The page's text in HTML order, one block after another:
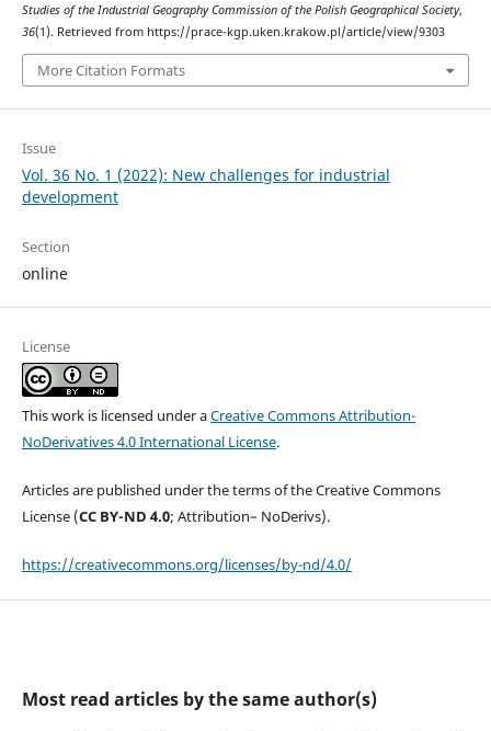
Studies of the Industrial Geography Commission of the Polish Geographical Society,
36(1). Retrieved from https://prace-kgp.uken.krakow.pl/article/view/9303
More Citation Formats
Issue
Vol. 36 No. 1 (2022): New challenges for industrial
development
Section
online
License
This work is licensed under aCreative Commons Attribution-
NoDerivatives 4.0 International License.
Articles are published under the terms of the Creative Commons
License (CC BY-ND 4.0; Attribution– NoDerivs).
https://creativecommons.org/licenses/by-nd/4.0/
Most read articles by the same author(s)